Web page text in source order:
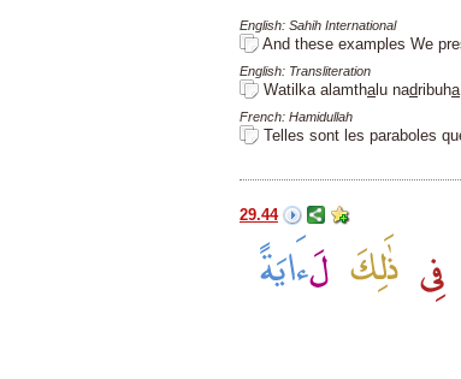
English: Sahih International
And these examples We
English: Transliteration
Watilka alamtha lu nadribuha
French: Hamidullah
Telles sont les paraboles
29.44